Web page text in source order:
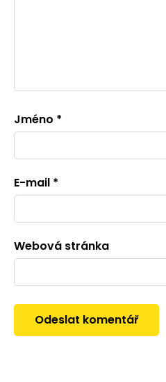
Jméno *
E-mail *
Webová stránka